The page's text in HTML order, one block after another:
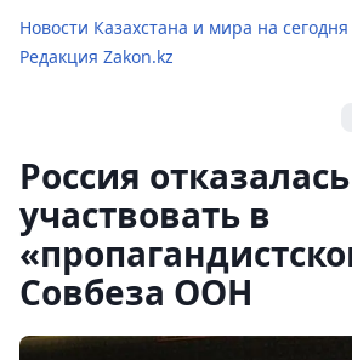
Новости Казахстана и мира на сегодня
Редакция Zakon.kz
Россия отказалась
участвовать в
Совбеза ООН